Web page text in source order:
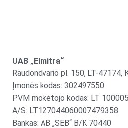
UAB „Elmitra“
Raudondvario pl. 150, LT-47174,
Įmonės kodas: 302497550
PVM mokėtojo kodas: LT
A/S: LT127044060007479358
Bankas: AB „SEB“ B/K 70440